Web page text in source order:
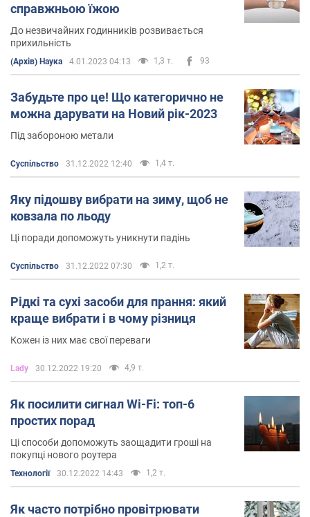
справжньою їжою
До незвичайних годинників розвивається
прихильність
(Архів) Наука 4.01.2023 04:13 1,3 т. 93
Забудьте про це! Що категорично не
можна дарувати на Новий рік-2023
Під забороною метали
Суспільство 31.12.2022 12:40 1,4 т.
Яку підошву вибрати на зиму, щоб не
ковзала по льоду
Ці поради допоможуть уникнути падінь
Суспільство 31.12.2022 07:30 1,2 т.
Рідкі та сухі засоби для прання: який
краще вибрати і в чому різниця
Кожен із них має свої переваги
Lady 30.12.2022 19:20 4,9 т.
Як посилити сигнал Wi-Fi: топ-6
простих порад
Ці способи допоможуть заощадити гроші на
покупці нового роутера
Технології 30.12.2022 14:43 1,2 т.
Як часто потрібно провітрювати